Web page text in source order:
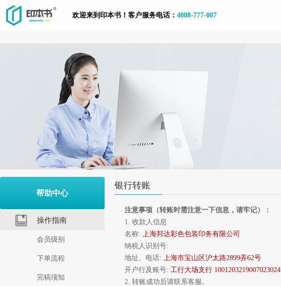
欢迎来到印本书！客户服务电话：4008-777-007
帮助中心
操作指南
会员级别
下单流程
完稿须知
银行转账
注意事项（转账时需注意一下信息，请牢记）：
1. 收款人信息
名称: 上海邦达彩色包装印务有限公司
纳税人识别号:
地址、电话: 上海市宝山区沪太路2899弄62号
开户行及账号: 工行大场支行 1001203219007023024
2. 转账成功后请联系客服。